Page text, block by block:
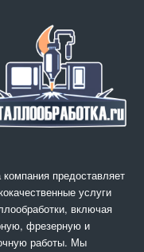
предоставляет
услуги
включая
фрезерную и
работы. Мы